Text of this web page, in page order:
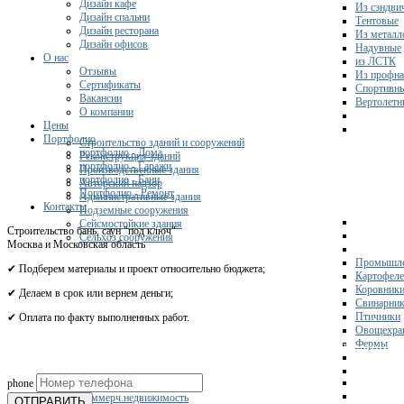
Из
Тентовые
Из
Надувные
из ЛСТК
Из
Строительство зданий и сооружений
Реконструкция зданий
Производственные здания
Авторский надзор
Административные здания
Подземные сооружения
Сейсмостойкие здания
Сельхоз сооружения
Коровники
Птичники
Фермы
Склады
Коммерч.недвижимость
Дизайн кафе
Дизайн спальни
Дизайн ресторана
Дизайн офисов
О нас
Отзывы
Сертификаты
Вакансии
О компании
Цены
Портфолио
портфолио - Дома
портфолио - Гаражи
портфолио - Бани
Портфолио - Ремонт
Контакты
Строительство бань, саун "под ключ"
Москва и Московская область
✔ Подберем материалы и проект относительно бюджета;
✔ Делаем в срок или вернем деньги;
✔ Оплата по факту выполненных работ.
phone